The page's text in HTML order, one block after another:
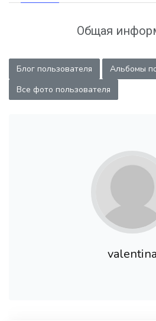
Общая
Блог пользователя
Альбомы
Все фото пользователя
valentina